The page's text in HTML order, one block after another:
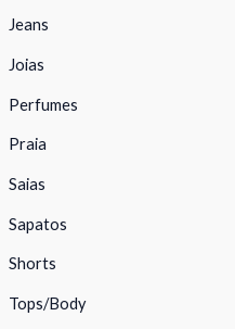
Jeans
Joias
Perfumes
Praia
Saias
Sapatos
Shorts
Tops/Body